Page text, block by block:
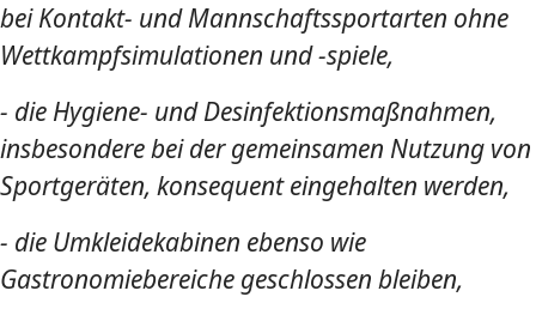
bei Kontakt- und Mannschaftssportarten ohne
Wettkampfsimulationen und -spiele, ​
- die Hygiene- und Desinfektionsmaßnahmen,
insbesondere bei der gemeinsamen Nutzung von
Sportgeräten, konsequent eingehalten werden, ​
- die Umkleidekabinen ebenso wie
Gastronomiebereiche geschlossen bleiben, ​